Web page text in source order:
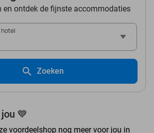
en ontdek de fijnste accommodaties
Zoeken
💙
voordeelshop nog meer voor jou in